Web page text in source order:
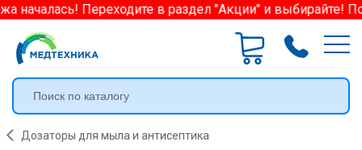
началась! Переходите в раздел "Акции" и выбирайте!
Дозаторы для мыла и антисептика